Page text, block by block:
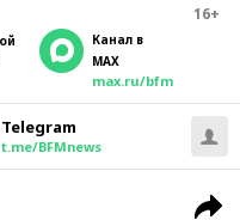
16+
Канал в
MAX
max.ru/bfm
Telegram
t.me/BFMnews